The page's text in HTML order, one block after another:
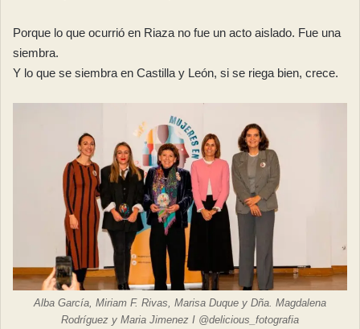
Porque lo que ocurrió en Riaza no fue un acto aislado. Fue una
siembra.
Y lo que se siembra en Castilla y León, si se riega bien, crece.
Alba García, Miriam F. Rivas, Marisa Duque y Dña. Magdalena
Rodríguez y Maria Jimenez I @delicious_fotografia